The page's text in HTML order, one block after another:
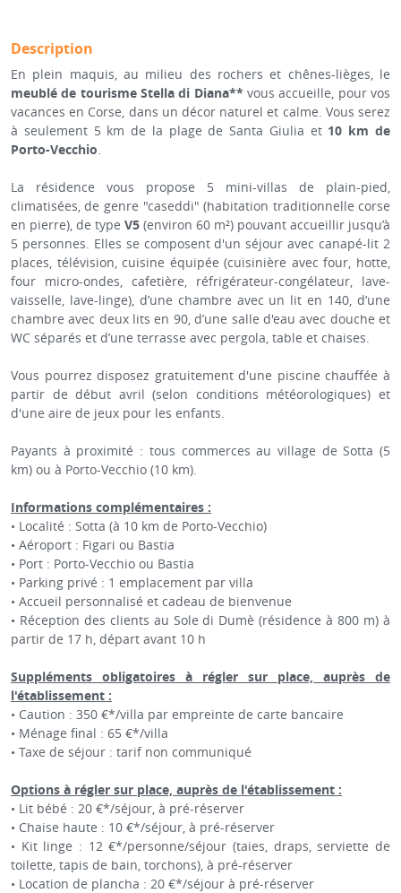
Description
En plein maquis, au milieu des rochers et chênes-lièges, le
meublé de tourisme Stella di Diana** vous accueille, pour vos
vacances en Corse, dans un décor naturel et calme. Vous serez
à seulement 5 km de la plage de Santa Giulia et 10 km de
Porto-Vecchio
La résidence vous propose 5 mini-villas de plain-pied,
climatisées, de genre "caseddi" (habitation traditionnelle corse
en pierre), de type V5 (environ 60 m²) pouvant accueillir jusqu’à
5 personnes. Elles se composent d'un séjour avec canapé-lit 2
places, télévision, cuisine équipée (cuisinière avec four, hotte,
four micro-ondes, cafetière, réfrigérateur-congélateur, lave-
vaisselle, lave-linge), d’une chambre avec un lit en 140, d’une
chambre avec deux lits en 90, d’une salle d'eau avec douche et
WC séparés et d’une terrasse avec pergola, table et chaises.
Vous pourrez disposez gratuitement d'une piscine chauffée à
partir de début avril (selon conditions météorologiques) et
d'une aire de jeux pour les enfants.
Payants à proximité : tous commerces au village de Sotta (5
km) ou à Porto-Vecchio (10 km).
Informations complémentaires :
• Localité : Sotta (à 10 km de Porto-Vecchio)
• Aéroport : Figari ou Bastia
• Port : Porto-Vecchio ou Bastia
• Parking privé : 1 emplacement par villa
• Accueil personnalisé et cadeau de bienvenue
• Réception des clients au Sole di Dumè (résidence à 800 m) à
partir de 17 h, départ avant 10 h
Suppléments obligatoires à régler sur place, auprès de
l'établissement :
• Caution : 350 €*/villa par empreinte de carte bancaire
• Ménage final : 65 €*/villa
• Taxe de séjour : tarif non communiqué
Options à régler sur place, auprès de l'établissement :
• Lit bébé : 20 €*/séjour, à pré-réserver
• Chaise haute : 10 €*/séjour, à pré-réserver
• Kit linge : 12 €*/personne/séjour (taies, draps, serviette de
toilette, tapis de bain, torchons), à pré-réserver
• Location de plancha : 20 €*/séjour à pré-réserver